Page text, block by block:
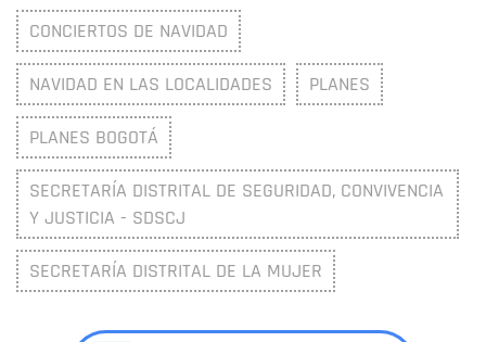
CONCIERTOS DE NAVIDAD
NAVIDAD EN LAS LOCALIDADES PLANES
PLANES BOGOTÁ
SECRETARÍA DISTRITAL DE SEGURIDAD, CONVIVENCIA
Y JUSTICIA - SDSCJ
SECRETARÍA DISTRITAL DE LA MUJER